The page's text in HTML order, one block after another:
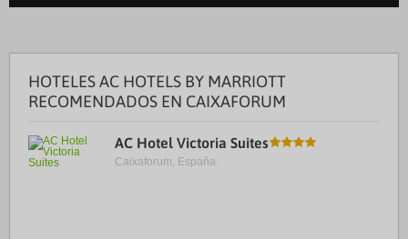
HOTELES AC HOTELS BY MARRIOTT
RECOMENDADOS EN CAIXAFORUM
AC Hotel Victoria Suites
Caixaforum, España.